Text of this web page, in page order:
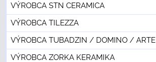
VÝROBCA STN CERAMICA
VÝROBCA TILEZZA
VÝROBCA TUBADZIN / DOMINO / ARTE
VÝROBCA ZORKA KERAMIKA